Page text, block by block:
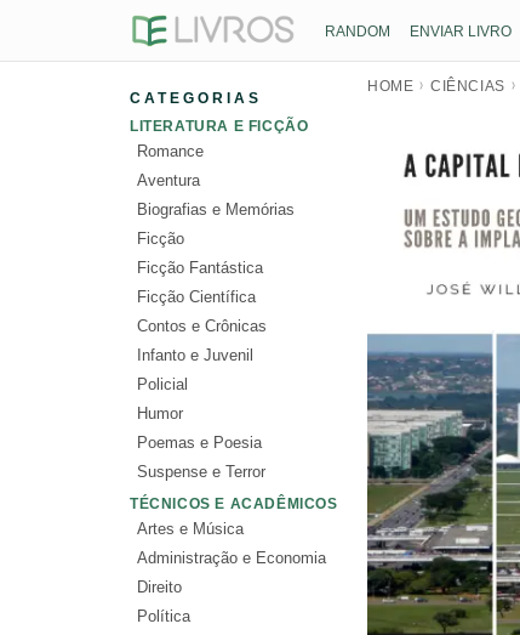
RANDOM ENVIAR LIVRO
CATEGORIAS
LITERATURA E FICÇÃO
Romance
Aventura
Biografias e Memórias
Ficção
Ficção Fantástica
Ficção Científica
Contos e Crônicas
Infanto e Juvenil
Policial
Humor
Poemas e Poesia
Suspense e Terror
TÉCNICOS E ACADÊMICOS
Artes e Música
Administração e Economia
Direito
Política
HOME CIÊNCIAS